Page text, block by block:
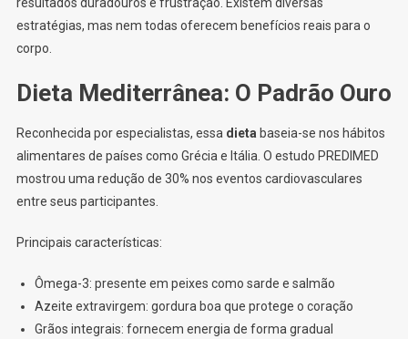
estratégias, mas nem todas oferecem benefícios reais para o
corpo.
Dieta Mediterrânea: O Padrão Ouro
Reconhecida por especialistas, essa dieta baseia-se nos hábitos
alimentares de países como Grécia e Itália. O estudo PREDIMED
mostrou uma redução de 30% nos eventos cardiovasculares
entre seus participantes.
Principais características:
Ômega-3: presente em peixes como sarde e salmão
Azeite extravirgem: gordura boa que protege o coração
Grãos integrais: fornecem energia de forma gradual